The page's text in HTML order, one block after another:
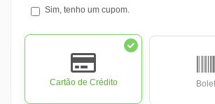
Sim, tenho um cupom.
Cartão de Crédito